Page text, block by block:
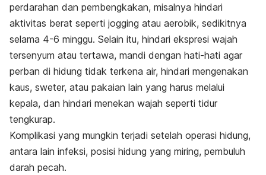
perdarahan dan pembengkakan, misalnya hindari
aktivitas berat seperti jogging atau aerobik, sedikitnya
selama 4-6 minggu. Selain itu, hindari ekspresi wajah
tersenyum atau tertawa, mandi dengan hati-hati agar
perban di hidung tidak terkena air, hindari mengenakan
kaus, sweter, atau pakaian lain yang harus melalui
kepala, dan hindari menekan wajah seperti tidur
tengkurap.
Komplikasi yang mungkin terjadi setelah operasi hidung,
antara lain infeksi, posisi hidung yang miring, pembuluh
darah pecah.